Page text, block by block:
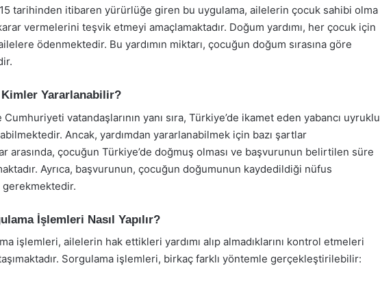
tarihinden itibaren yürürlüğe giren bu uygulama, ailelerin çocuk sahibi olma
vermelerini teşvik etmeyi amaçlamaktadır. Doğum yardımı, her çocuk için
ödenmektedir. Bu yardımın miktarı, çocuğun doğum sırasına göre
Kimler Yararlanabilir?
Cumhuriyeti vatandaşlarının yanı sıra, Türkiye’de ikamet eden yabancı uyruklu
Ancak, yardımdan yararlanabilmek için bazı şartlar
arasında, çocuğun Türkiye’de doğmuş olması ve başvurunun belirtilen süre
Ayrıca, başvurunun, çocuğun doğumunun kaydedildiği nüfus
gerekmektedir.
İşlemleri Nasıl Yapılır?
işlemleri, ailelerin hak ettikleri yardımı alıp almadıklarını kontrol etmeleri
Sorgulama işlemleri, birkaç farklı yöntemle gerçekleştirilebilir: